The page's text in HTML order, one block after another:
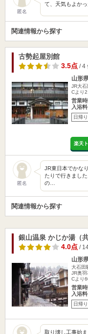
匿名
て、天気もよか
関連情報から探す
古勢起屋別館
3.5点/ 4
山形
JR大
Cより
営業
入浴
日帰り
楽天
匿名
JR東日本でかな
たりで行きまし
の…
関連情報から探す
銀山温泉 かじか湯（
4.0点/
山形
大石田
JR奥
Cより
営業
入浴
日帰り
取り壊し工事始